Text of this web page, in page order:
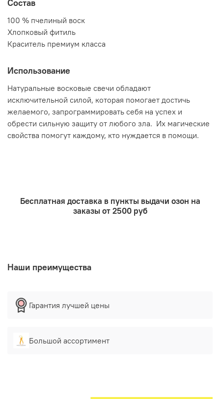
Состав
100 % пчелиный воск
Хлопковый фитиль
Краситель премиум класса
Использование
Натуральные восковые свечи обладают
исключительной силой, которая помогает достичь
желаемого, запрограммировать себя на успех и
обрести сильную защиту от любого зла. Их магические
свойства помогут каждому, кто нуждается в помощи.
Бесплатная доставка в пункты выдачи озон на
заказы от 2500 руб
Наши преимущества
Гарантия лучшей цены
Большой ассортимент